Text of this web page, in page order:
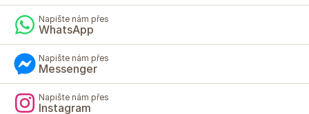
Napište nám přes
WhatsApp
Napište nám přes
Messenger
Napište nám přes
Instagram